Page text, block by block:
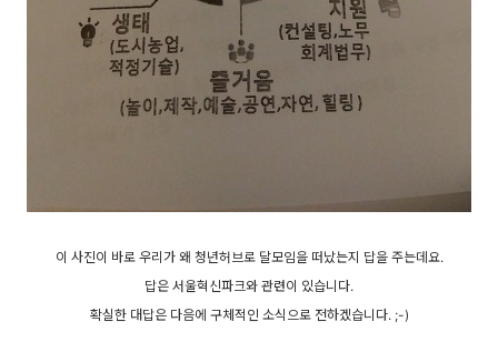
이 사진이 바로 우리가 왜 청년허브로 달모임을 떠났는지 답을 주는데요.
답은 서울혁신파크와 관련이 있습니다.
확실한 대답은 다음에 구체적인 소식으로 전하겠습니다. ;-)